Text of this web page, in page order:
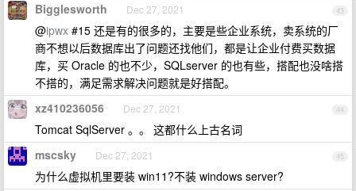
43
Bigglesworth Dec 27, 2021
@ipwx #15 还是有的很多的，主要是些企业系统，卖系统的厂
商不想以后数据库出了问题还找他们，都是让企业付费买数据
库，买 Oracle 的也不少，SQLserver 的也有些，搭配也没啥搭
不搭的，满足需求解决问题就是好搭配。
44
xz410236056 Dec 27, 2021
Tomcat SqlServer 。。 这都什么上古名词
45
mscsky Dec 27, 2021
为什么虚拟机里要装 win11?不装 windows server?